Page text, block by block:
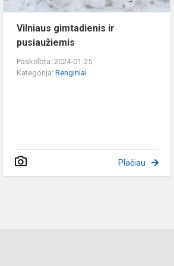
Vilniaus gimtadienis ir
pusiaužiemis
Paskelbta: 2024-01-25
Kategorija:Renginiai
Plačiau